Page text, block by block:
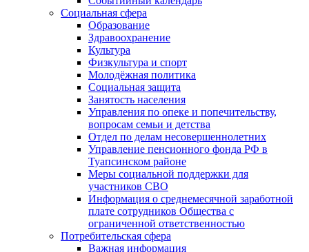
Социальная сфера
Образование
Здравоохранение
Культура
Физкультура и спорт
Молодёжная политика
Социальная защита
Занятость населения
Управления по опеке и попечительству,
вопросам семьи и детства
Отдел по делам несовершеннолетних
Управление пенсионного фонда РФ в
Туапсинском районе
Меры социальной поддержки для
участников СВО
Информация о среднемесячной заработной
плате сотрудников Общества с
ограниченной ответственностью
Потребительская сфера
Важная информация